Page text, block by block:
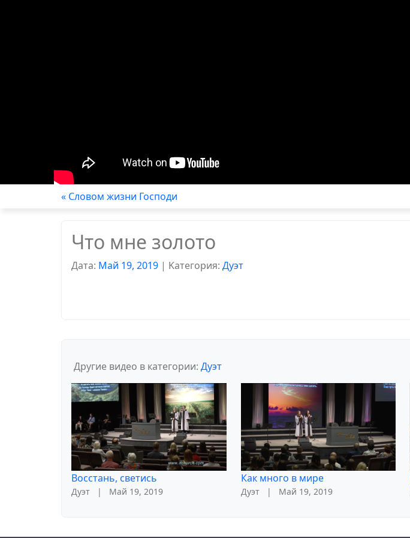
« Словом жизни Господи
Что мне золото
Дата: Май 19, 2019 | Kатегория: Дуэт
Другие видео в категории: Дуэт
Восстань, светись
Дуэт | Май 19, 2019
Как много в мире
Дуэт| Май 19, 2019